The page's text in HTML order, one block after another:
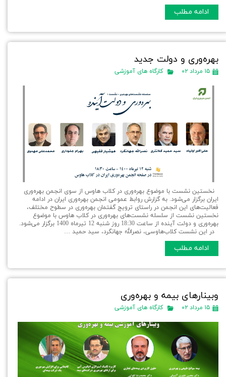
ادامه مطلب
بهره‌وری و دولت جدید
۱۵ مرداد ۰۲ کارگاه های آموزشی
نخستین نشست با موضوع بهره‌وری در کلاب هاوس از سوی انجمن بهره‌وری
ایران برگزار می‌شود. به گزارش روابط عمومی انجمن بهره‌وری ایران در ادامه
فعالیت‌های این انجمن در راستای ترویج گفتمان بهره‌وری در سطوح مختلف،
نخستین نشست از سلسله نشست‌های بهره‌وری در کلاب هاوس با موضوع
بهره‌وری و دولت آینده از ساعت 18:30 روز شنبه 12 تیرماه 1400 برگزار می‌شود.
در این نشست کلاب‌هاوسی، نصرالله جهانگرد، سید حمید …
ادامه مطلب
وبینارهای بیمه و بهره‌وری
۱۵ مرداد ۰۲ کارگاه های آموزشی